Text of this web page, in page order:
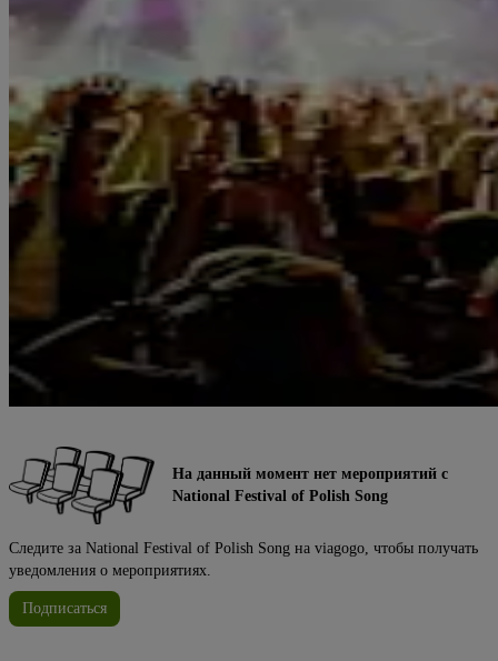
На данный момент нет мероприятий с
National Festival of Polish Song
Следите за National Festival of Polish Song на viagogo, чтобы получать
уведомления о мероприятиях.
Подписаться